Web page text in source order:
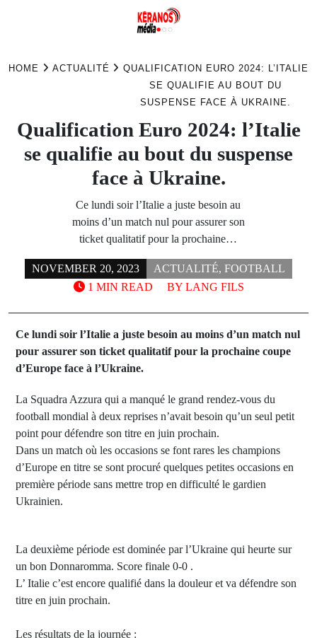
HOME ACTUALITÉ
QUALIFICATION EURO 2024: L’ITALIE
SE QUALIFIE AU BOUT DU
SUSPENSE FACE À UKRAINE.
Qualification Euro 2024: l’Italie
se qualifie au bout du suspense
face à Ukraine.
Ce lundi soir l’Italie a juste besoin au
moins d’un match nul pour assurer son
ticket qualitatif pour la prochaine…
NOVEMBER 20, 2023 ACTUALITÉ, FOOTBALL
BY LANG FILS
1 MIN READ
Ce lundi soir l’Italie a juste besoin au moins d’un match nul
pour assurer son ticket qualitatif pour la prochaine coupe
d’Europe face à l’Ukraine.
La Squadra Azzura qui a manqué le grand rendez-vous du
football mondial à deux reprises n’avait besoin qu’un seul petit
point pour défendre son titre en juin prochain.
Dans un match où les occasions se font rares les champions
d’Europe en titre se sont procuré quelques petites occasions en
première période sans mettre trop en difficulté le gardien
Ukrainien.
La deuxième période est dominée par l’Ukraine qui heurte sur
un bon Donnaromma. Score finale 0-0 .
L’ Italie c’est encore qualifié dans la douleur et va défendre son
titre en juin prochain.
Les résultats de la journée :